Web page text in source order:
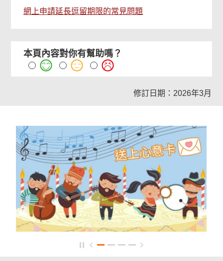
網上申請延長逗留期限的常見問題
本頁內容對你有幫助嗎？
修訂日期：2026年3月